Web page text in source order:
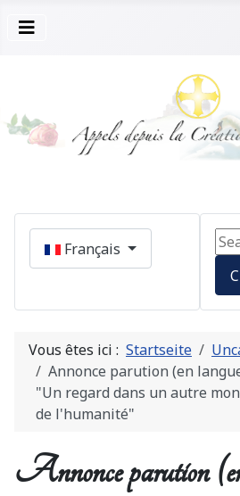
Français
Vous êtes ici : Startseite
Annonce parution (en
"Un regard dans un autre
de l'humanité"
Annonce parution